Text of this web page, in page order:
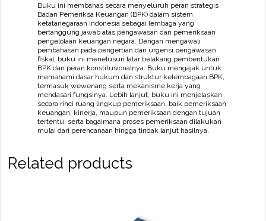
PemerintahBuku ini membahas secara menyeluruh peran strategis
Badan Pemeriksa Keuangan (BPK) dalam sistem
ketatanegaraan Indonesia sebagai lembaga yang
bertanggung jawab atas pengawasan dan pemeriksaan
pengelolaan keuangan negara. Dengan mengawali
pembahasan pada pengertian dan urgensi pengawasan
fiskal, buku ini menelusuri latar belakang pembentukan
BPK dan peran konstitusionalnya. Buku mengajak untuk
memahami dasar hukum dan struktur kelembagaan BPK,
termasuk wewenang serta mekanisme kerja yang
mendasari fungsinya. Lebih lanjut, buku ini menjelaskan
secara rinci ruang lingkup pemeriksaan, baik pemeriksaan
keuangan, kinerja, maupun pemeriksaan dengan tujuan
tertentu, serta bagaimana proses pemeriksaan dilakukan
mulai dari perencanaan hingga tindak lanjut hasilnya.
Related products